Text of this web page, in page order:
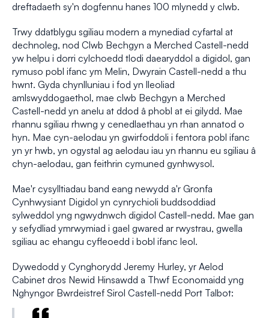
dreftadaeth sy'n dogfennu hanes 100 mlynedd y clwb.
Trwy ddatblygu sgiliau modern a mynediad cyfartal at
dechnoleg, nod Clwb Bechgyn a Merched Castell-nedd
yw helpu i dorri cylchoedd tlodi daearyddol a digidol, gan
rymuso pobl ifanc ym Melin, Dwyrain Castell-nedd a thu
hwnt. Gyda chynlluniau i fod yn lleoliad
amlswyddogaethol, mae clwb Bechgyn a Merched
Castell-nedd yn anelu at ddod â phobl at ei gilydd. Mae
rhannu sgiliau rhwng y cenedlaethau yn rhan annatod o
hyn. Mae cyn-aelodau yn gwirfoddoli i fentora pobl ifanc
yn yr hwb, yn ogystal ag aelodau iau yn rhannu eu sgiliau â
chyn-aelodau, gan feithrin cymuned gynhwysol.
Mae'r cysylltiadau band eang newydd a'r Gronfa
Cynhwysiant Digidol yn cynrychioli buddsoddiad
sylweddol yng ngwydnwch digidol Castell-nedd. Mae gan
y sefydliad ymrwymiad i gael gwared ar rwystrau, gwella
sgiliau ac ehangu cyfleoedd i bobl ifanc leol.
Dywedodd y Cynghorydd Jeremy Hurley, yr Aelod
Cabinet dros Newid Hinsawdd a Thwf Economaidd yng
Nghyngor Bwrdeistref Sirol Castell-nedd Port Talbot: